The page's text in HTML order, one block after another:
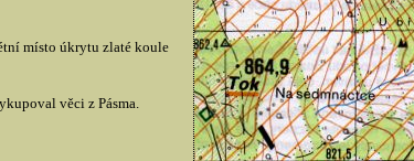
místo úkrytu zlaté koule
věci z Pásma.